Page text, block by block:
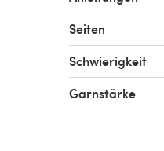
Seiten
Schwierigkeit
Garnstärke